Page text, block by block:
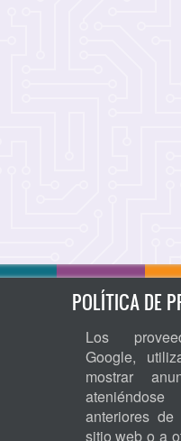
POLÍTICA DE
Los
Google,
mostrar
anteriores
sitio web o a